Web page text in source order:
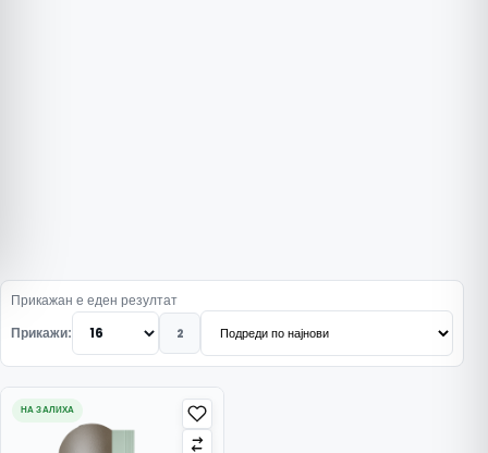
Прикажан е еден резултат
Прикажи:
2
НА ЗАЛИХА